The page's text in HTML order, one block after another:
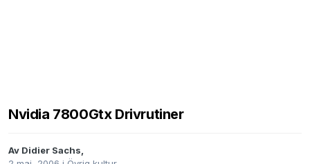
Nvidia 7800Gtx Drivrutiner
Av Didier Sachs,